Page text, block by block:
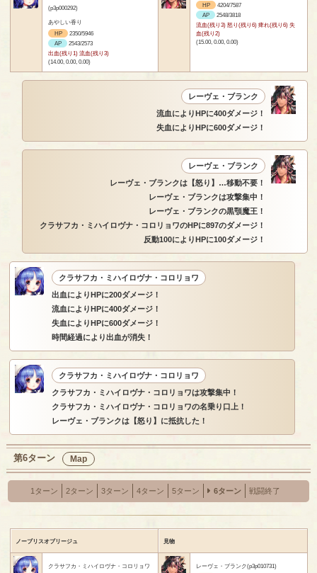
(p3p000292)
あやしい香り
HP
2350/5946
AP
2543/2573
出血(残り1) 流血(残り3)
(14.00, 0.00, 0.00)
HP
4204/7587
AP
2548/3818
流血(残り3) 怒り(残り6) 痺れ(残り6) 失
血(残り2)
(15.00, 0.00, 0.00)
レーヴェ・ブランク
流血によりHPに400ダメージ！
失血によりHPに600ダメージ！
レーヴェ・ブランク
レーヴェ・ブランクは【怒り】…移動不要！
レーヴェ・ブランクは攻撃集中！
レーヴェ・ブランクの黒顎魔王！
クラサフカ・ミハイロヴナ・コロリョワのHPに897のダメージ！
反動100によりHPに100ダメージ！
クラサフカ・ミハイロヴナ・コロリョワ
出血によりHPに200ダメージ！
流血によりHPに400ダメージ！
失血によりHPに600ダメージ！
時間経過により出血が消失！
クラサフカ・ミハイロヴナ・コロリョワ
クラサフカ・ミハイロヴナ・コロリョワは攻撃集中！
クラサフカ・ミハイロヴナ・コロリョワの名乗り口上！
レーヴェ・ブランクは【怒り】に抵抗した！
第6ターン Map
1ターン 2ターン 3ターン 4ターン 5ターン 6ターン 戦闘終了
ノーブリスオブリージュ 見物
クラサフカ・ミハイロヴナ・コロリョワ
レーヴェ・ブランク(p3p010731)